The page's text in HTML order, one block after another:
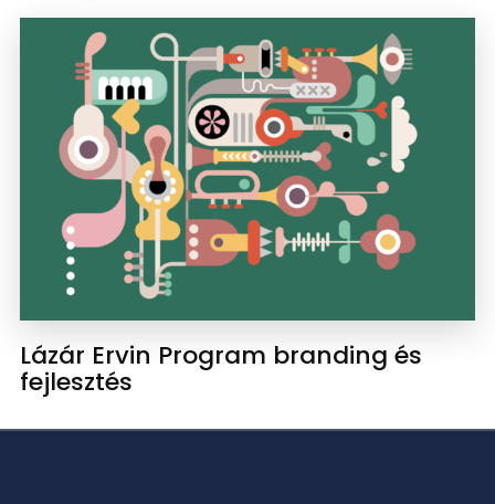
Lázár Ervin Program branding és
fejlesztés